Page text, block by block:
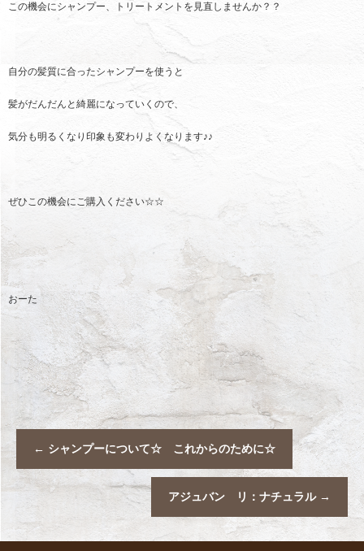
この機会にシャンプー、トリートメントを見直しませんか？？
自分の髪質に合ったシャンプーを使うと
髪がだんだんと綺麗になっていくので、
気分も明るくなり印象も変わりよくなります♪♪
ぜひこの機会にご購入ください☆☆
おーた
← シャンプーについて☆ これからのために☆
アジュバン リ：ナチュラル →